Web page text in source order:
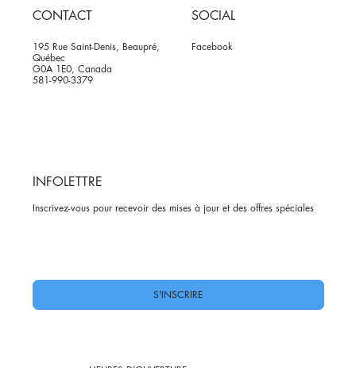
CONTACT
195 Rue Saint-Denis, Beaupré,
Québec
G0A 1E0, Canada
581-990-3379
SOCIAL
Facebook
INFOLETTRE
Inscrivez-vous pour recevoir des mises à jour et des offres spéciales
S'INSCRIRE